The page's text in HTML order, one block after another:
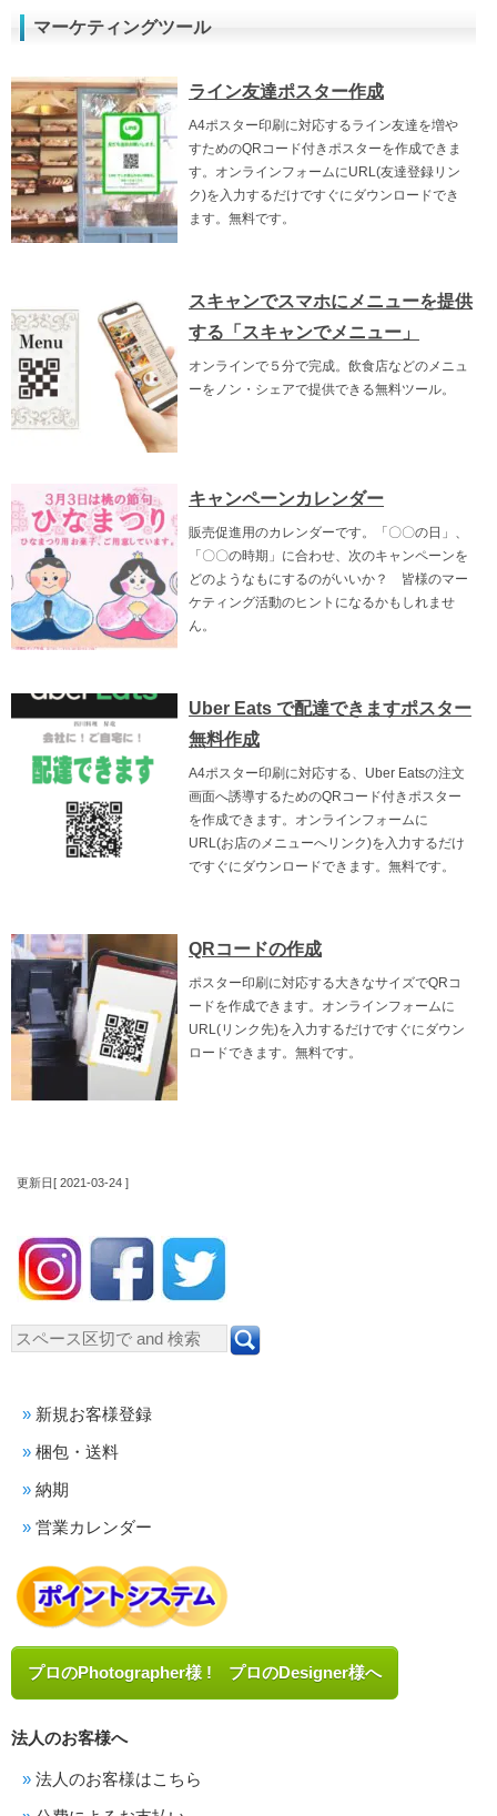
マーケティングツール
ライン友達ポスター作成
A4ポスター印刷に対応するライン友達を増や
すためのQRコード付きポスターを作成できま
す。オンラインフォームにURL(友達登録リン
ク)を入力するだけですぐにダウンロードでき
ます。無料です。
スキャンでスマホにメニューを提供
する「スキャンでメニュー」
オンラインで５分で完成。飲食店などのメニュ
ーをノン・シェアで提供できる無料ツール。
キャンペーンカレンダー
販売促進用のカレンダーです。「〇〇の日」、
「〇〇の時期」に合わせ、次のキャンペーンを
どのようなもにするのがいいか？ 皆様のマー
ケティング活動のヒントになるかもしれませ
ん。
Uber Eats で配達できますポスター
無料作成
A4ポスター印刷に対応する、Uber Eatsの注文
画面へ誘導するためのQRコード付きポスター
を作成できます。オンラインフォームに
URL(お店のメニューへリンク)を入力するだけ
ですぐにダウンロードできます。無料です。
QRコードの作成
ポスター印刷に対応する大きなサイズでQRコ
ードを作成できます。オンラインフォームに
URL(リンク先)を入力するだけですぐにダウン
ロードできます。無料です。
更新日[ 2021-03-24 ]
新規お客様登録
梱包・送料
納期
営業カレンダー
プロのPhotographer様 ! プロのDesigner様へ
法人のお客様へ
法人のお客様はこちら